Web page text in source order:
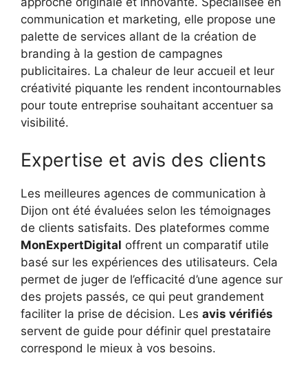
communication et marketing, elle propose une
palette de services allant de la création de
branding à la gestion de campagnes
publicitaires. La chaleur de leur accueil et leur
créativité piquante les rendent incontournables
pour toute entreprise souhaitant accentuer sa
visibilité.
Expertise et avis des clients
Les meilleures agences de communication à
Dijon ont été évaluées selon les témoignages
de clients satisfaits. Des plateformes comme
MonExpertDigital offrent un comparatif utile
basé sur les expériences des utilisateurs. Cela
permet de juger de l’efficacité d’une agence sur
des projets passés, ce qui peut grandement
faciliter la prise de décision. Les avis vérifiés
servent de guide pour définir quel prestataire
correspond le mieux à vos besoins.